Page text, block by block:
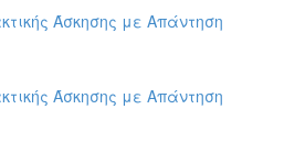
Άσκησης με Απάντηση
Άσκησης με Απάντηση